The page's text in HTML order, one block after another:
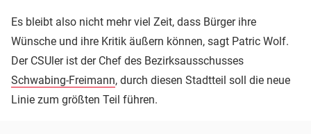
Es bleibt also nicht mehr viel Zeit, dass Bürger ihre
Wünsche und ihre Kritik äußern können, sagt Patric Wolf.
Der CSUler ist der Chef des Bezirksausschusses
Schwabing-Freimann, durch diesen Stadtteil soll die neue
Linie zum größten Teil führen.